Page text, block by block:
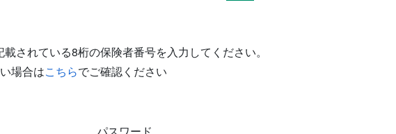
されている8桁の保険者番号を入力してください。
場合はこちらでご確認ください